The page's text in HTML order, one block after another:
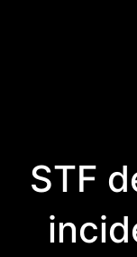
STF